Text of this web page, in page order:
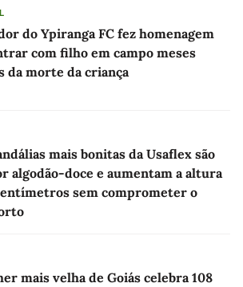
do Ypiranga FC fez homenagem
com filho em campo meses
da morte da criança
mais bonitas da Usaflex são
algodão-doce e aumentam a altura
sem comprometer o
mais velha de Goiás celebra 108